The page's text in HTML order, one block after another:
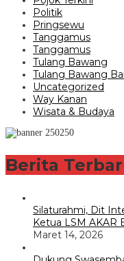
Politik
Pringsewu
Tanggamus
Tanggamus
Tulang Bawang
Tulang Bawang
Uncategorized
Way Kanan
Wisata & Budaya
Berita
Silaturahmi, Dit
Ketua LSM AKAR
Maret 14, 2026